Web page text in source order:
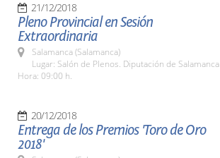
21/12/2018
Pleno Provincial en Sesión
Extraordinaria
Salamanca (Salamanca)
Lugar: Salón de Plenos. Diputación de Salamanca
Hora: 09:00 h.
20/12/2018
Entrega de los Premios 'Toro de Oro
2018'